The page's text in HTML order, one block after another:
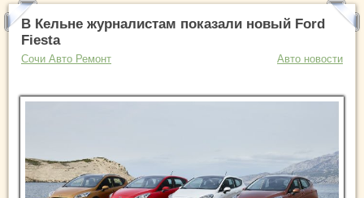
В Кельне журналистам показали новый Ford
Fiesta
Сочи Авто Ремонт Авто новости